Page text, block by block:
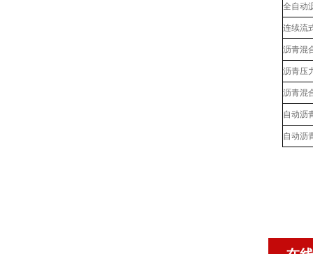
全自动
连续流
沥青混
沥青压
沥青混
自动沥
自动沥